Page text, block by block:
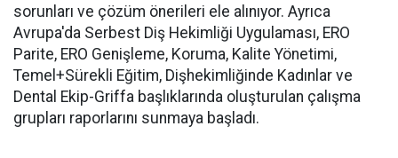
sorunları ve çözüm önerileri ele alınıyor. Ayrıca
Avrupa'da Serbest Diş Hekimliği Uygulaması, ERO
Parite, ERO Genişleme, Koruma, Kalite Yönetimi,
Temel+Sürekli Eğitim, Dişhekimliğinde Kadınlar ve
Dental Ekip-Griffa başlıklarında oluşturulan çalışma
grupları raporlarını sunmaya başladı.